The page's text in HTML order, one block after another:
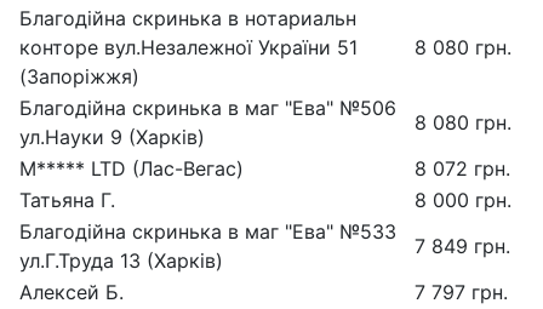
Благодійна скринька в нотариальн
конторе вул.Незалежної України 51
(Запоріжжя)
8 080 грн.
Благодійна скринька в маг "Ева" №506
ул.Науки 9 (Харків)
8 080 грн.
M***** LTD (Лас-Вегас)
8 072 грн.
Татьяна Г.
8 000 грн.
Благодійна скринька в маг "Ева" №533
ул.Г.Труда 13 (Харків)
7 849 грн.
Алексей Б.
7 797 грн.